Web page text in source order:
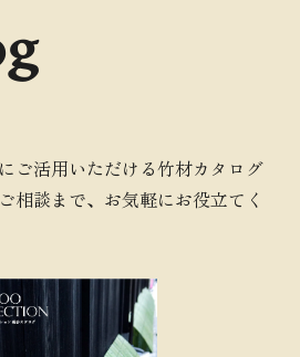
ご活用いただける竹材カタログ
相談まで、お気軽にお役立てく